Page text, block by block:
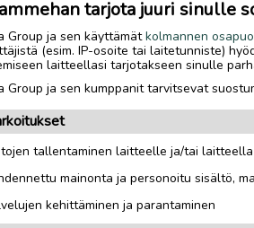
tänne kirkkotuville,
kesänä, mutta aikataulut
oli monenlaisia juhlia.
Hannu.
kaksi viikkoa. He ovat
harrastamiseen ei aikaa
tarjota juuri sinulle
Group ja sen käyttämätkolmannen
(esim. IP-osoite tai laitetunniste)
laitteellasi tarjotakseen sinulle
Group ja sen kumppanit tarvitsevat
tallentaminen laitteelle ja/tai
mainonta ja personoitu sisältö,
kehittäminen ja parantaminen